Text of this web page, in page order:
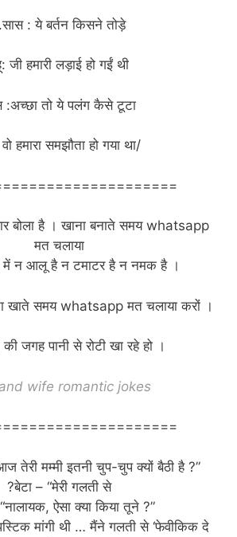
: ये बर्तन किसने तोड़े
जी हमारी लड़ाई हो गईं थी
:अच्छा तो ये पलंग कैसे टूटा
हमारा समझौता हो गया था/
बोला है । खाना बनाते समय whatsapp
मत चलाया
में न आलू है न टमाटर है न नमक है ।
खाते समय whatsapp मत चलाया करों ।
जगह पानी से रोटी खा रहे हो ।
wife romantic jokes
तेरी मम्मी इतनी चुप-चुप क्यों बैठी है ?”
?बेटा – “मेरी गलती से
ऐसा क्या किया तूने ?”
मांगी थी … मैंने गलती से ‘फेवीकिक दे